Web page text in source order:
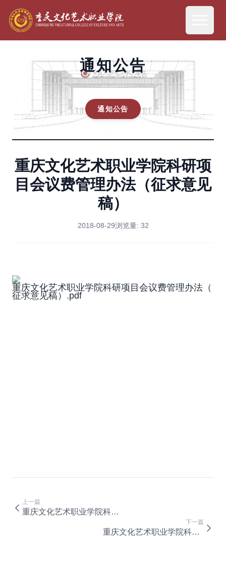
通知公告
通知公告
重庆文化艺术职业学院科研项
目会议费管理办法（征求意见
稿）
2018-08-29浏览量: 32
重庆文化艺术职业学院科研项目会议费管理办法（
征求意见稿）.pdf
上一篇
重庆文化艺术职业学院科研项目劳务费管理办法（试行）
下一篇
重庆文化艺术职业学院科研仪器设备采购管理细则（征求意见稿）